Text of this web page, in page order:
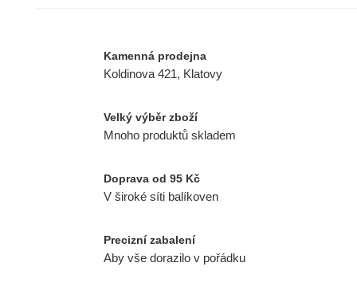
Kamenná prodejna
Koldinova 421, Klatovy
Velký výběr zboží
Mnoho produktů skladem
Doprava od 95 Kč
V široké síti balíkoven
Precizní zabalení
Aby vše dorazilo v pořádku